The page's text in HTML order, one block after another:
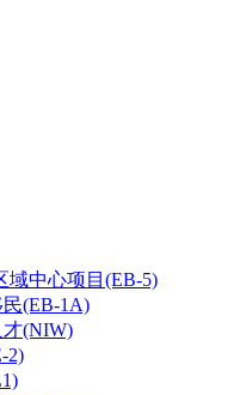
域中心项目(EB-5)
(EB-1A)
(NIW)
2)